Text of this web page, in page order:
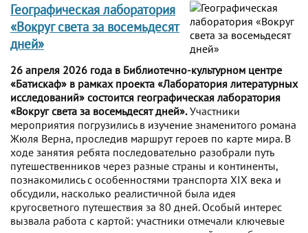
Географическая лаборатория
«Вокруг света за восемьдесят
дней»
26 апреля 2026 года в Библиотечно-культурном центре
«Батискаф» в рамках проекта «Лаборатория литературных
исследований» состоится географическая лаборатория
«Вокруг света за восемьдесят дней».Участники
мероприятия погрузились в изучение знаменитого романа
Жюля Верна, проследив маршрут героев по карте мира. В
ходе занятия ребята последовательно разобрали путь
путешественников через разные страны и континенты,
познакомились с особенностями транспорта XIX века и
обсудили, насколько реалистичной была идея
кругосветного путешествия за 80 дней. Особый интерес
вызвала работа с картой: участники отмечали ключевые